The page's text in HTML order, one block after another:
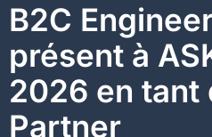
B2C
présent à
2026 en tant
Partner